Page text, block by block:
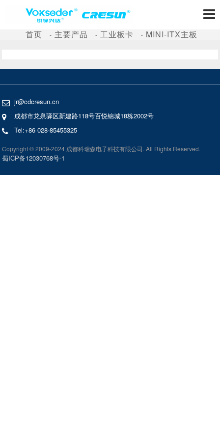
首页 主要产品 工业板卡 MINI-ITX主板
jr@cdcresun.cn
成都市龙泉驿区新建路118号百悦锦城18栋2002号
Tel:+86 028-85455325
Copyright © 2009-2024 成都科瑞森电子科技有限公司. All Rights Reserved.
蜀ICP备12030768号-1